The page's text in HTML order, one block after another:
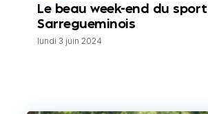
Le beau week-end du sport
Sarregueminois
lundi 3 juin 2024